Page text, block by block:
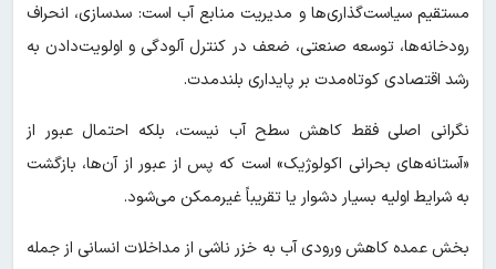
مستقیم سیاست‌گذاری‌ها و مدیریت منابع آب است: سدسازی، انحراف
رودخانه‌ها، توسعه صنعتی، ضعف در کنترل آلودگی و اولویت‌دادن به
رشد اقتصادی کوتاه‌مدت بر پایداری بلندمدت.
نگرانی اصلی فقط کاهش سطح آب نیست، بلکه احتمال عبور از
«آستانه‌های بحرانی اکولوژیک» است که پس از عبور از آن‌ها، بازگشت
به شرایط اولیه بسیار دشوار یا تقریباً غیرممکن می‌شود.
بخش عمده کاهش ورودی آب به خزر ناشی از مداخلات انسانی از جمله